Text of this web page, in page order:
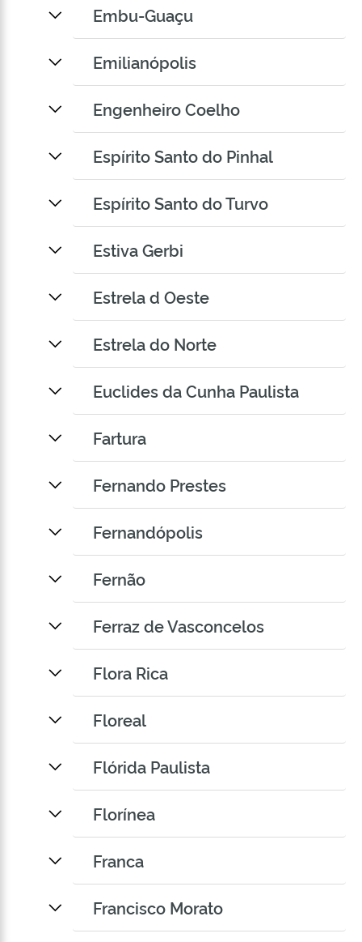
Embu-Guaçu
Emilianópolis
Engenheiro Coelho
Espírito Santo do Pinhal
Espírito Santo do Turvo
Estiva Gerbi
Estrela d Oeste
Estrela do Norte
Euclides da Cunha Paulista
Fartura
Fernando Prestes
Fernandópolis
Fernão
Ferraz de Vasconcelos
Flora Rica
Floreal
Flórida Paulista
Florínea
Franca
Francisco Morato